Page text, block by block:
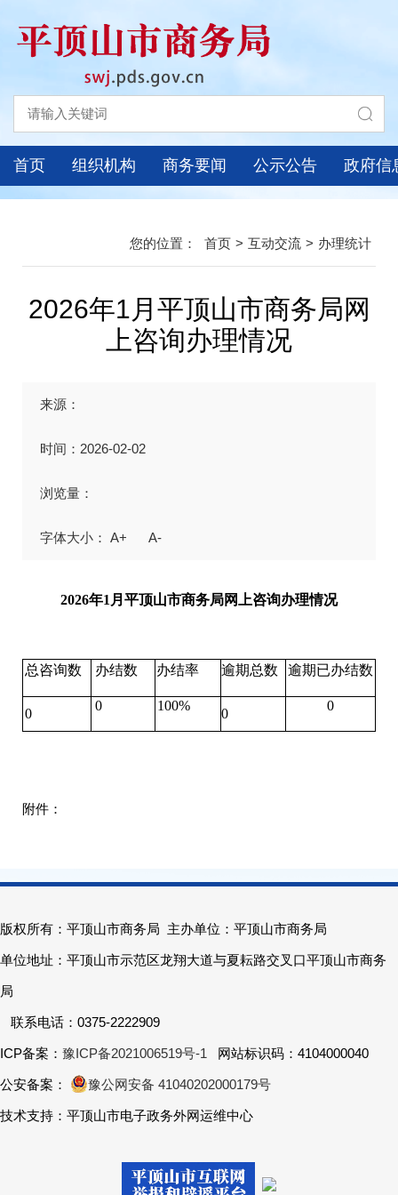
首页 组织机构 商务要闻 公示公告 政府信
首页 > 互动交流 > 办理统计
2026年1月平顶山市商务局网
上咨询办理情况
来源：
时间：2026-02-02
浏览量：
A+ A-
2026年1月平顶山市商务局网上咨询办理情况
总咨询数 办结数 办结率 逾期总数 逾期已办结数
0
0 100%
0
0
版权所有：平顶山市商务局 主办单位：平顶山市商务局
单位地址：平顶山市示范区龙翔大道与夏耘路交叉口平顶山市商务
局
联系电话：0375-2222909
ICP备案： 豫ICP备2021006519号-1 网站标识码：4104000040
公安备案： 豫公网安备 41040202000179号
技术支持：平顶山市电子政务外网运维中心